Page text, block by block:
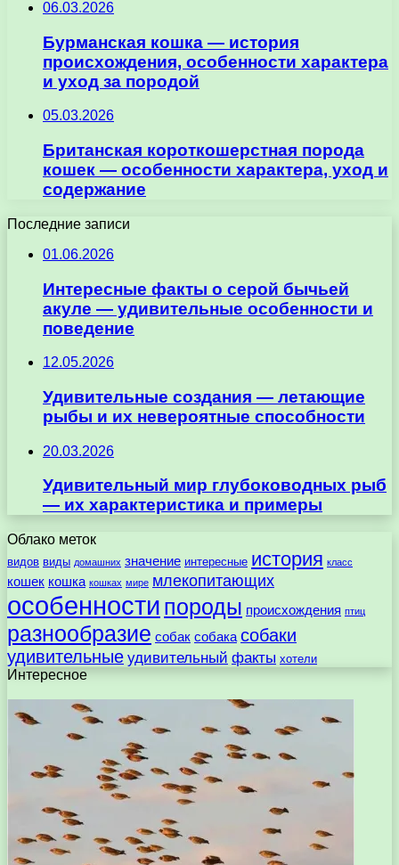
06.03.2026
Бурманская кошка — история
происхождения, особенности характера
и уход за породой
05.03.2026
Британская короткошерстная порода
кошек — особенности характера, уход и
содержание
Последние записи
01.06.2026
Интересные факты о серой бычьей
акуле — удивительные особенности и
поведение
12.05.2026
Удивительные создания — летающие
рыбы и их невероятные способности
20.03.2026
Удивительный мир глубоководных рыб
— их характеристика и примеры
Облако меток
видов виды домашних значение интересные история класс
кошек кошка кошках мире млекопитающих
особенности породы происхождения птиц
разнообразие собак собака собаки
удивительные удивительный факты хотели
Интересное